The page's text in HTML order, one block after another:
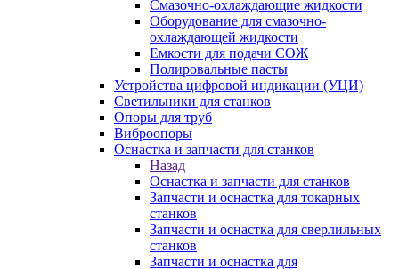
Смазочно-охлаждающие жидкости
Оборудование для смазочно-
охлаждающей жидкости
Емкости для подачи СОЖ
Полировальные пасты
Устройства цифровой индикации (УЦИ)
Светильники для станков
Опоры для труб
Виброопоры
Оснастка и запчасти для станков
Назад
Оснастка и запчасти для станков
Запчасти и оснастка для токарных
станков
Запчасти и оснастка для сверлильных
станков
Запчасти и оснастка для